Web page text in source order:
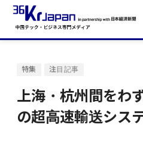
特集 注目記事
上海・杭州間をわ
の超高速輸送シス